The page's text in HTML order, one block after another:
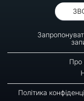
Про
Політика